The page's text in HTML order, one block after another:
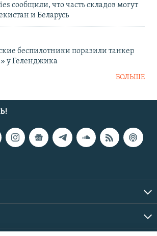
сообщили, что часть складов могут
и Беларусь
беспилотники поразили танкер
у Геленджика
БОЛЬШЕ